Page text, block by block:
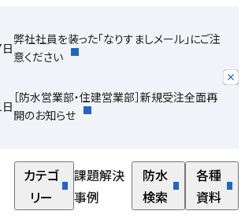
弊社社員を装った「なりすましメール」にご注
意ください
［防水営業部・住建営業部］新規受注全面再
開のお知らせ
カテゴ
リー
課題解決
事例
防水
検索
各種
資料